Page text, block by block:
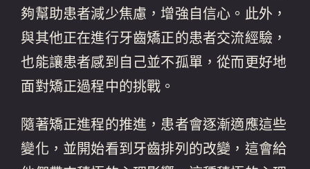
夠幫助患者減少焦慮，增強自信心。此外，
與其他正在進行牙齒矯正的患者交流經驗，
也能讓患者感到自己並不孤單，從而更好地
面對矯正過程中的挑戰。
隨著矯正進程的推進，患者會逐漸適應這些
變化，並開始看到牙齒排列的改變，這會給